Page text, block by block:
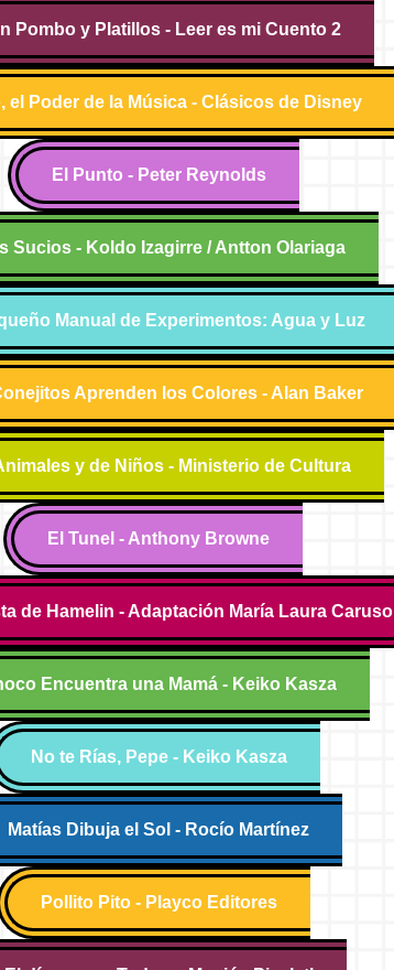
Pombo y Platillos - Leer es mi Cuento 2
el Poder de la Música - Clásicos de Disney
El Punto - Peter Reynolds
Sucios - Koldo Izagirre / Antton Olariaga
Manual de Experimentos: Agua y Luz
Aprenden los Colores - Alan Baker
y de Niños - Ministerio de Cultura
El Tunel - Anthony Browne
de Hamelin - Adaptación María Laura Caruso
Encuentra una Mamá - Keiko Kasza
No te Rías, Pepe - Keiko Kasza
Matías Dibuja el Sol - Rocío Martínez
Pollito Pito - Playco Editores